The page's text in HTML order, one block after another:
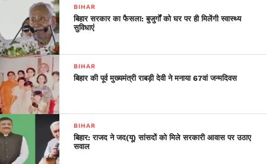
BIHAR
बिहार सरकार का फैसला: बुजुर्गों को घर पर ही मिलेंगी स्वास्थ्य
सुविधाएं
BIHAR
बिहार की पूर्व मुख्यमंत्री राबड़ी देवी ने मनाया 67वां जन्मदिवस
BIHAR
बिहार: राजद ने जद(यू) सांसदों को मिले सरकारी आवास पर उठाए
सवाल